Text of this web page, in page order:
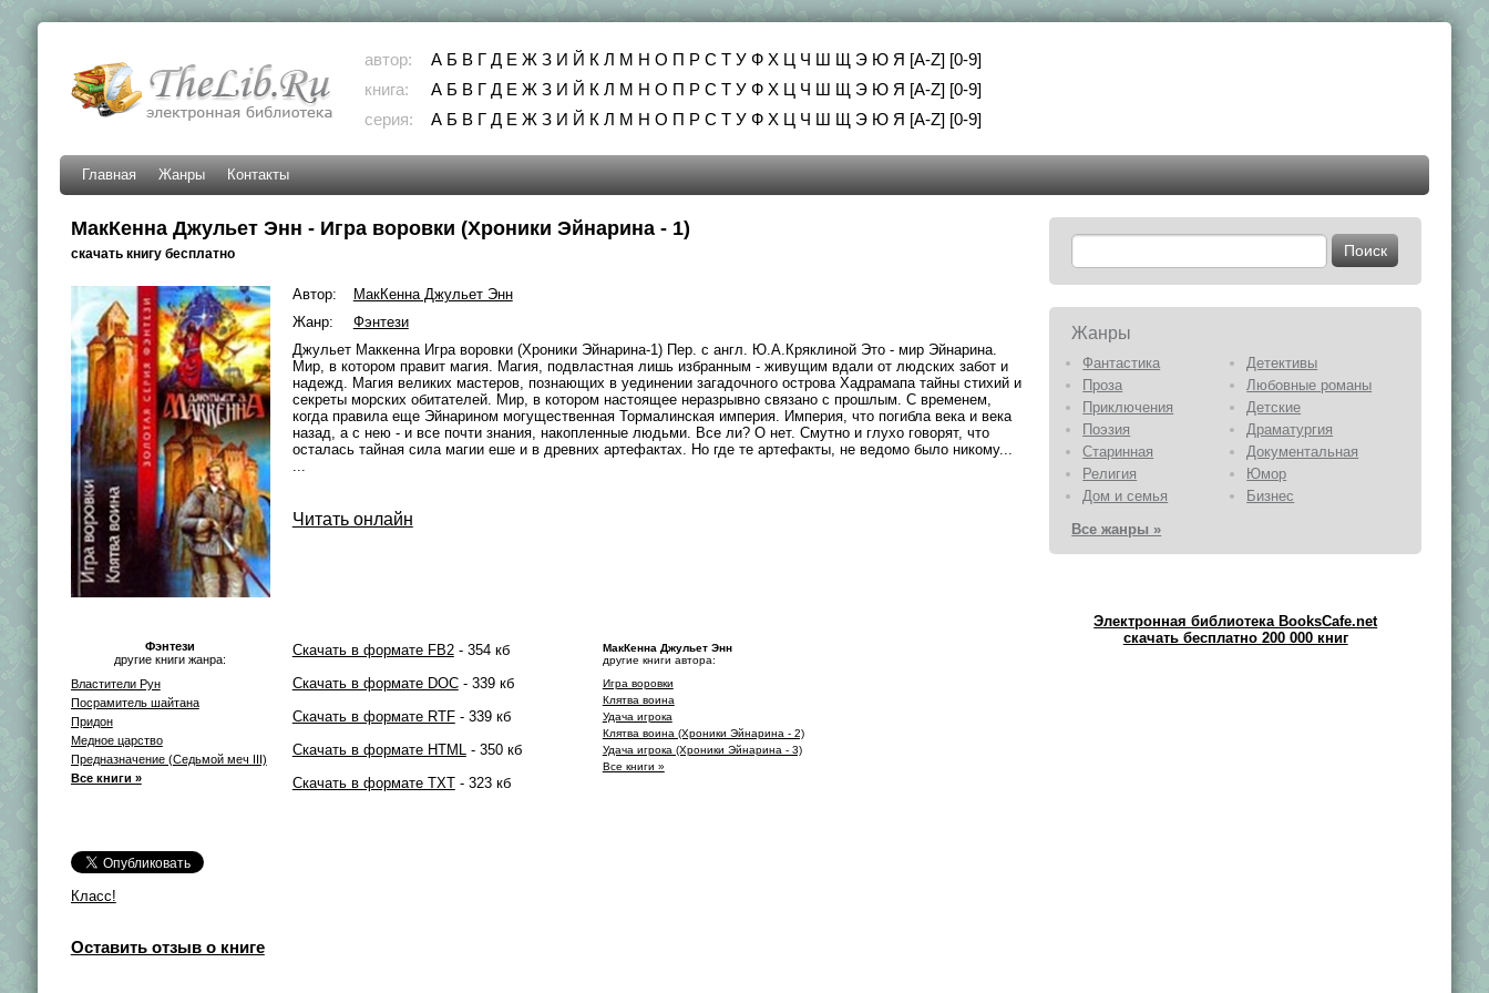
автор: А Б В Г Д Е Ж З И Й К Л М Н О П Р С Т У Ф Х Ц Ч Ш Щ Э Ю Я [A-Z] [0-9]
книга:
А Б В Г Д Е Ж З И Й К Л М Н О П Р С Т У Ф Х Ц Ч Ш Щ Э Ю Я [A-Z] [0-9]
серия:
А Б В Г Д Е Ж З И Й К Л М Н О П Р С Т У Ф Х Ц Ч Ш Щ Э Ю Я [A-Z] [0-9]
Главная Жанры Контакты
МакКенна Джульет Энн - Игра воровки (Хроники Эйнарина - 1)
скачать книгу бесплатно
Фэнтези
другие книги жанра:
Властители Рун
Посрамитель шайтана
Придон
Медное царство
Предназначение (Седьмой меч III)
Все книги »
Класс!
Автор:
МакКенна Джульет Энн
Жанр:
Фэнтези
Джульет Маккенна Игра воровки (Хроники Эйнарина-1) Пер. с англ. Ю.А.Кряклиной Это - мир Эйнарина.
Мир, в котором правит магия. Магия, подвластная лишь избранным - живущим вдали от людских забот и
надежд. Магия великих мастеров, познающих в уединении загадочного острова Хадрамапа тайны стихий и
секреты морских обитателей. Мир, в котором настоящее неразрывно связано с прошлым. С временем,
когда правила еще Эйнарином могущественная Тормалинская империя. Империя, что погибла века и века
назад, а с нею - и все почти знания, накопленные людьми. Все ли? О нет. Смутно и глухо говорят, что
осталась тайная сила магии еше и в древних артефактах. Но где те артефакты, не ведомо было никому...
...
Читать онлайн
Скачать в формате FB2- 354 кб
Скачать в формате DOC- 339 кб
Скачать в формате RTF- 339 кб
Скачать в формате HTML- 350 кб
Скачать в формате TXT- 323 кб
МакКенна Джульет Энн
другие книги автора:
Игра воровки
Клятва воина
Удача игрока
Клятва воина (Хроники Эйнарина - 2)
Удача игрока (Хроники Эйнарина - 3)
Все книги »
Оставить отзыв о книге
Жанры
Фантастика
Детективы
Проза
Любовные романы
Приключения
Детские
Поэзия
Драматургия
Старинная
Документальная
Религия
Юмор
Дом и семья
Бизнес
Все жанры »
Электронная библиотека BooksCafe.net
скачать бесплатно 200 000 книг